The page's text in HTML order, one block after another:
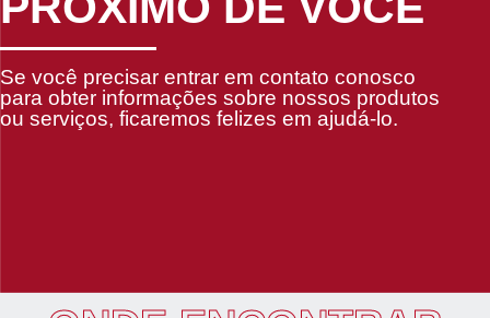
Se você precisar entrar em contato conosco
para obter informações sobre nossos produtos
ou serviços, ficaremos felizes em ajudá-lo.